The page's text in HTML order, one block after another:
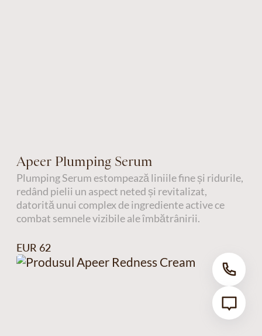
Apeer Plumping Serum
Plumping Serum estompează liniile fine și ridurile,
redând pielii un aspect neted și revitalizat,
datorită unui complex de ingrediente active ce
combat semnele vizibile ale îmbătrânirii.
EUR 62